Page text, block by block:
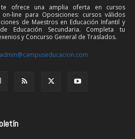
te ofrece una amplia oferta en cursos
line para Oposiciones: cursos válidos
de Maestros en Educación Infantil y
Educación Secundaria. Completa tu
y Concurso General de Traslados.
admin@campuseducacion.com